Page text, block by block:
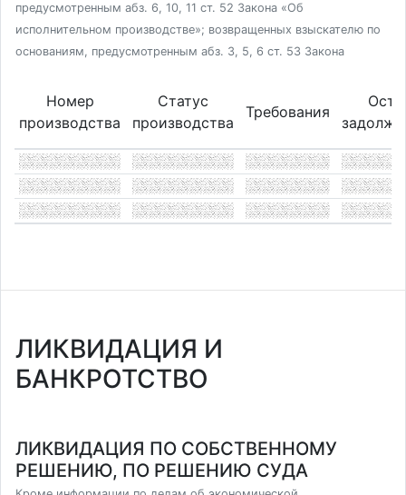
предусмотренным абз. 6, 10, 11 ст. 52 Закона «Об
исполнительном производстве»; возвращенных взыскателю по
основаниям, предусмотренным абз. 3, 5, 6 ст. 53 Закона
Номер
производства
Статус
производства
Требования
ЛИКВИДАЦИЯ И
БАНКРОТСТВО
ЛИКВИДАЦИЯ ПО СОБСТВЕННОМУ
РЕШЕНИЮ, ПО РЕШЕНИЮ СУДА